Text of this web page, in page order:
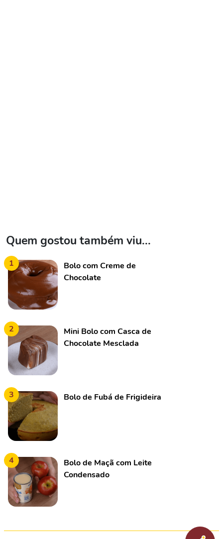
Quem gostou também viu...
1
Bolo com Creme de
Chocolate
2
Mini Bolo com Casca de
Chocolate Mesclada
3 Bolo de Fubá de Frigideira
4
Bolo de Maçã com Leite
Condensado